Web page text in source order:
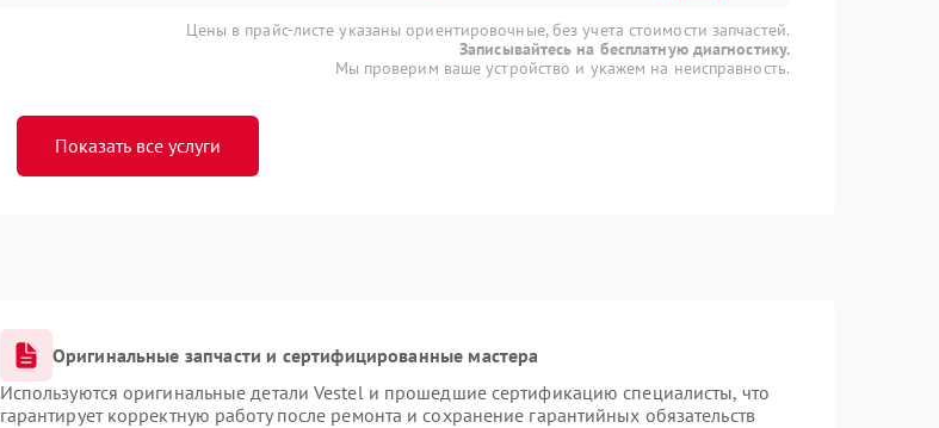
Цены в прайс-листе указаны ориентировочные, без учета стоимости запчастей.
Записывайтесь на бесплатную диагностику.
Мы проверим ваше устройство и укажем на неисправность.
Показать все услуги
Оригинальные запчасти и сертифицированные мастера
Используются оригинальные детали Vestel и прошедшие сертификацию специалисты, что
гарантирует корректную работу после ремонта и сохранение гарантийных обязательств